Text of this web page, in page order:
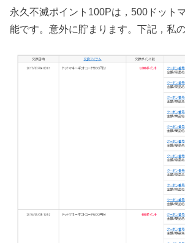
永久不滅ポイント100Pは，500ドット
能です。意外に貯まります。下記，私の